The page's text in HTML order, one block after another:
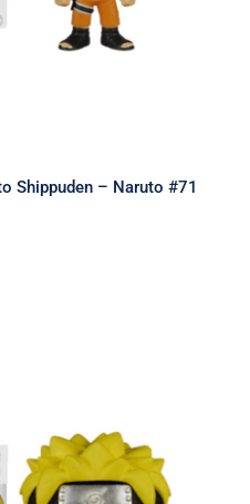
Shippuden – Naruto #71